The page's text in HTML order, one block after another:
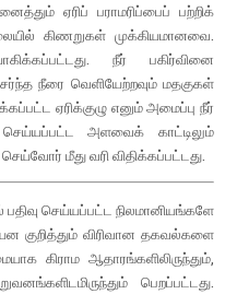
ஏரிப் பராமரிப்பைப் பற்றிக்
கிணறுகள் முக்கியமானவை.
நீர் பகிர்வினை
நீரை வெளியேற்றவும் மதகுகள்
ஏரிக்குழு எனும் அமைப்பு நீர்
செய்யப்பட்ட அளவைக் காட்டிலும்
மீது வரி விதிக்கப்பட்டது.
பதிவு செய்யப்பட்ட நிலமானியங்களே
குறித்தும் விரிவான தகவல்களை
கிராம ஆதாரங்களிலிருந்தும்,
பெறப்பட்டது.